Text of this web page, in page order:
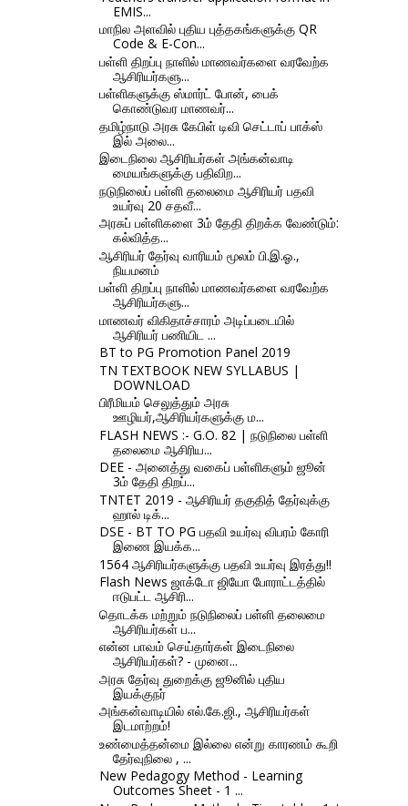
EMIS...
மாநில அளவில் புதிய புத்தகங்களுக்கு QR
Code & E-Con...
பள்ளி திறப்பு நாளில் மாணவர்களை வரவேற்க
ஆசிரியர்களு...
பள்ளிகளுக்கு ஸ்‌மா‌ர்ட் போன், பைக்
கொண்டுவர மாணவர்...
தமிழ்நாடு அரசு கேபிள் டிவி செட்டாப் பாக்ஸ்
இல் அலை...
இடைநிலை ஆசிரியர்கள் அங்கன்வாடி
மையங்களுக்கு பதிவிற...
நடுநிலைப் பள்ளி தலைமை ஆசிரியர் பதவி
உயர்வு 20 சதவீ...
அரசுப் பள்ளிகளை 3ம் தேதி திறக்க வேண்டும்:
கல்வித்த...
ஆசிரியர் தேர்வு வாரியம் மூலம் பி.இ.ஓ.,
நியமனம்
பள்ளி திறப்பு நாளில் மாணவர்களை வரவேற்க
ஆசிரியர்களு...
மாணவர் விகிதாச்சாரம் அடிப்படையில்
ஆசிரியர் பணியிட ...
BT to PG Promotion Panel 2019
TN TEXTBOOK NEW SYLLABUS |
DOWNLOAD
பிரீமியம் செலுத்தும் அரசு
ஊழியர்,ஆசிரியர்களுக்கு ம...
FLASH NEWS :- G.O. 82 | நடுநிலை பள்ளி
தலைமை ஆசிரிய...
DEE - அனைத்து வகைப் பள்ளிகளும் ஜூன்
3ம் தேதி திறப்...
TNTET 2019 - ஆசிரியர் தகுதித் தேர்வுக்கு
ஹால் டிக்...
DSE - BT TO PG பதவி உயர்வு விபரம் கோரி
இணை இயக்க...
1564 ஆசிரியர்களுக்கு பதவி உயர்வு இரத்து!!
Flash News ஜாக்டோ ஜியோ போராட்டத்தில்
ஈடுபட்ட ஆசிரி...
தொடக்க மற்றும் நடுநிலைப் பள்ளி தலைமை
ஆசிரியர்கள் ப...
என்ன பாவம் செய்தார்கள் இடைநிலை
ஆசிரியர்கள்? - முனை...
அரசு தேர்வு துறைக்கு ஜூனில் புதிய
இயக்குநர்
அங்கன்வாடியில் எல்.கே.ஜி., ஆசிரியர்கள்
இடமாற்றம்!
உண்மைத்தன்மை இல்லை என்று காரணம் கூறி
தேர்வுநிலை , ...
New Pedagogy Method - Learning
Outcomes Sheet - 1 ...